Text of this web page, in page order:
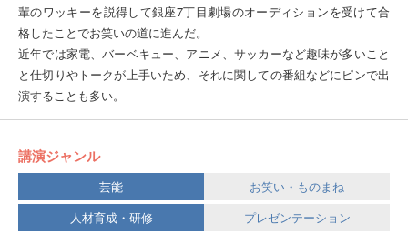
輩のワッキーを説得して銀座7丁目劇場のオーディションを受けて合
格したことでお笑いの道に進んだ。
近年では家電、バーベキュー、アニメ、サッカーなど趣味が多いこと
と仕切りやトークが上手いため、それに関しての番組などにピンで出
演することも多い。
講演ジャンル
芸能
お笑い・ものまね
人材育成・研修
プレゼンテーション